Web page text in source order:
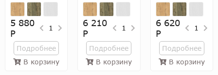
5 880
Р
1
Подробнее
В корзину
6 210
Р
1
Подробнее
В корзину
6 620
Р
1
Подробнее
В корзину